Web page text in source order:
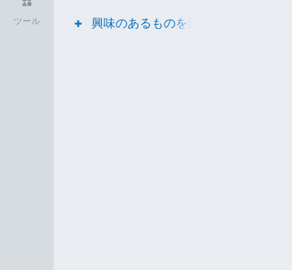
ツール 興味のあるものを追加する